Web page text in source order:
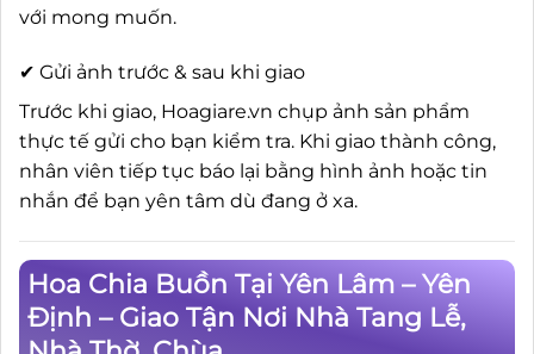
với mong muốn.
✔ Gửi ảnh trước & sau khi giao
Trước khi giao, Hoagiare.vn chụp ảnh sản phẩm
thực tế gửi cho bạn kiểm tra. Khi giao thành công,
nhân viên tiếp tục báo lại bằng hình ảnh hoặc tin
nhắn để bạn yên tâm dù đang ở xa.
Hoa Chia Buồn Tại Yên Lâm – Yên
Định – Giao Tận Nơi Nhà Tang Lễ,